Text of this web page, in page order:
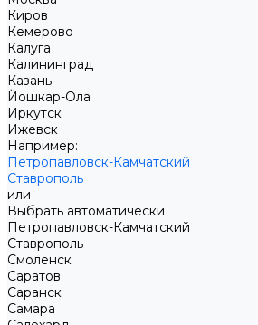
Киров
Кемерово
Калуга
Калининград
Казань
Йошкар-Ола
Иркутск
Ижевск
Например:
Петропавловск-Камчатский
Ставрополь
или
Выбрать автоматически
Петропавловск-Камчатский
Ставрополь
Смоленск
Саратов
Саранск
Самара